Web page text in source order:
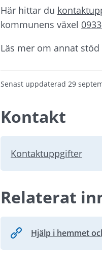
Här hittar du
kommunens växel
Läs mer om annat
Senast uppdaterad 29
Kontakt
Kontaktuppgifter
Relaterat
Hjälp i hemmet